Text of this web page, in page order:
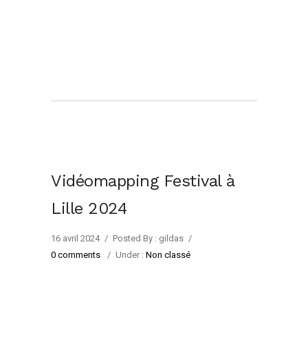
Vidéomapping Festival à
Lille 2024
16 avril 2024 / Posted By : gildas /
0 comments
/ Under : Non classé